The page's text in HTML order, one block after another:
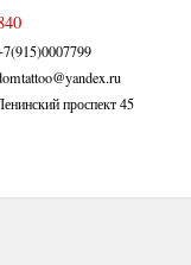
проспект 45